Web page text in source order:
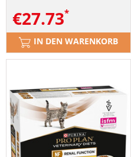
€27.73
IN DEN WARENKORB